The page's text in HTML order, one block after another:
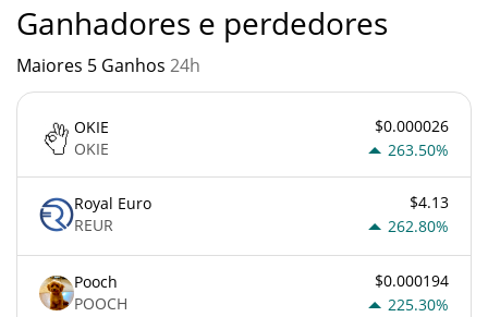
Ganhadores e perdedores
Maiores 5 Ganhos 24h
OKIE
OKIE
$0.000026
263.50%
Royal Euro
REUR
$4.13
262.80%
Pooch
POOCH
$0.000194
225.30%